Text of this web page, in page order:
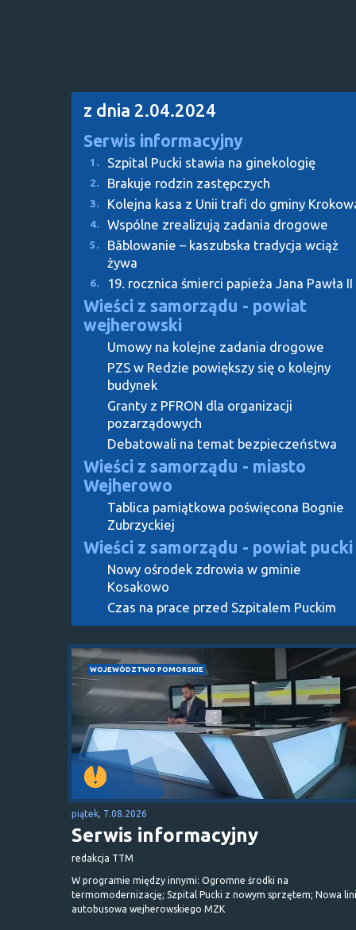
z dnia 2.04.2024
Serwis informacyjny
1. Szpital Pucki stawia na ginekologię
2. Brakuje rodzin zastępczych
3. Kolejna kasa z Unii trafi do gminy
4. Wspólne zrealizują zadania drogowe
5.
Bãblowanie – kaszubska tradycja wciąż
żywa
6. 19. rocznica śmierci papieża Jana Pawła II
Wieści z samorządu - powiat
wejherowski
Umowy na kolejne zadania drogowe
PZS w Redzie powiększy się o kolejny
budynek
Granty z PFRON dla organizacji
pozarządowych
Debatowali na temat bezpieczeństwa
Wieści z samorządu - miasto
Wejherowo
Tablica pamiątkowa poświęcona Bognie
Zubrzyckiej
Wieści z samorządu - powiat pucki
Nowy ośrodek zdrowia w gminie
Kosakowo
Czas na prace przed Szpitalem Puckim
WOJEWÓDZTWO POMORSKIE
piątek, 7.08.2026
Serwis informacyjny
redakcja TTM
W programie między innymi: Ogromne środki na
termomodernizację; Szpital Pucki z nowym sprzętem; Nowa
autobusowa wejherowskiego MZK